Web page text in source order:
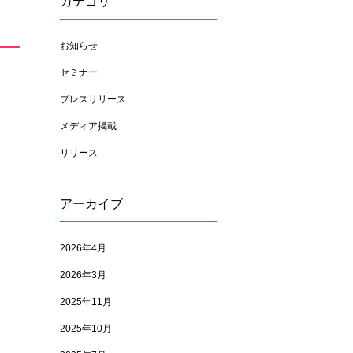
お知らせ
セミナー
プレスリリース
メディア掲載
リリース
アーカイブ
2026年4月
2026年3月
2025年11月
2025年10月